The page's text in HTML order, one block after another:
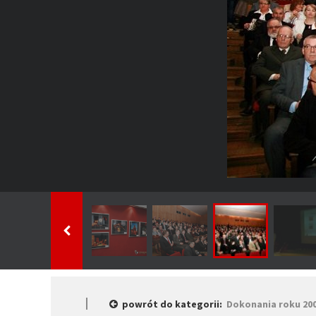
powrót do kategorii: Dokonania roku